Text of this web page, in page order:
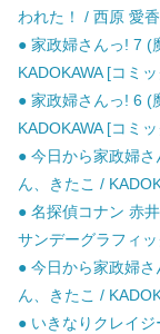
われた！ / 西原 愛
● 家政婦さんっ! 7 (
KADOKAWA [コミ
● 家政婦さんっ! 6 (
KADOKAWA [コミ
● 今日から家政婦
ん、きたこ /
● 名探偵コナン 赤
サンデーグラフィ
● 今日から家政婦
ん、きたこ /
● いきなりクレイ